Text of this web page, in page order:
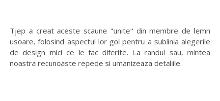
Tjep a creat aceste scaune "unite" din membre de lemn
usoare, folosind aspectul lor gol pentru a sublinia alegerile
de design mici ce le fac diferite. La randul sau, mintea
noastra recunoaste repede si umanizeaza detaliile.